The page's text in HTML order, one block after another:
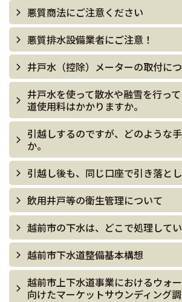
悪質商法にご注意ください
悪質排水設備業者にご注意！
井戸水（控除）メーターの取付に
井戸水を使って散水や融雪を行っ
道使用料はかかりますか。
引越しするのですが、どのような
か。
引越し後も、同じ口座で引き落とし
飲用井戸等の衛生管理について
越前市の下水は、どこで処理してい
越前市下水道整備基本構想
越前市上下水道事業におけるウォ
向けたマーケットサウンディング